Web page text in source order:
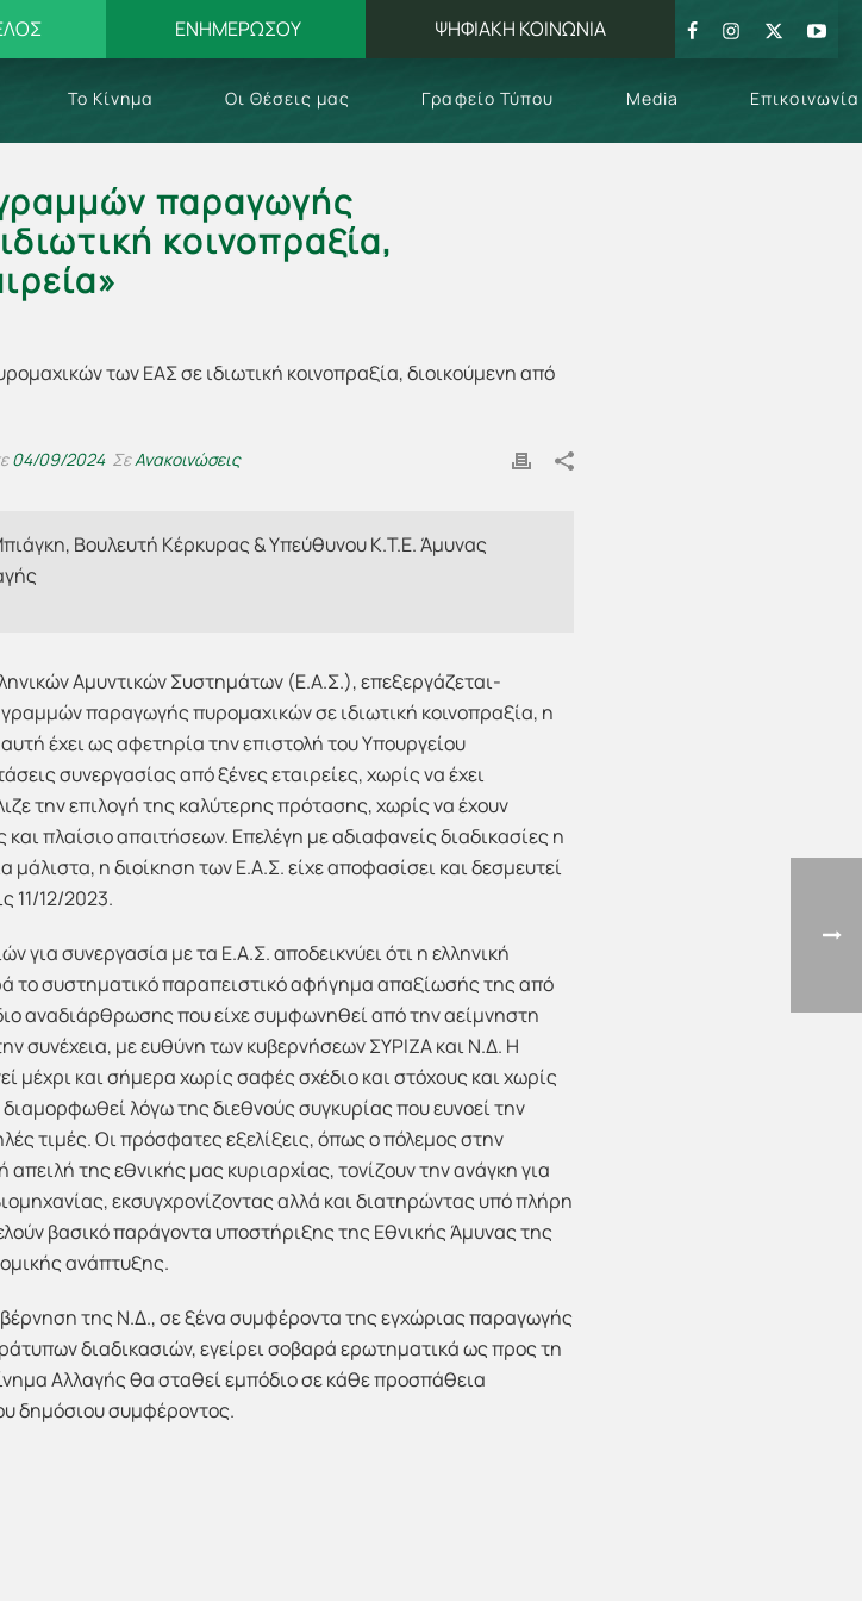
ΕΝΗΜΕΡΩΣΟΥ ΨΗΦΙΑΚΗ ΚΟΙΝΩΝΙΑ
Το Κίνημα Οι Θέσεις μας Γραφείο Τύπου Media Επικοινωνία
παραγωγής
κοινοπραξία,
04/09/2024 ΣεΑνακοινώσεις
Βουλευτή Κέρκυρας & Υπεύθυνου Κ.Τ.Ε. Άμυνας
Αμυντικών Συστημάτων (Ε.Α.Σ.), επεξεργάζεται-
παραγωγής πυρομαχικών σε ιδιωτική κοινοπραξία, η
έχει ως αφετηρία την επιστολή του Υπουργείου
συνεργασίας από ξένες εταιρείες, χωρίς να έχει
την επιλογή της καλύτερης πρότασης, χωρίς να έχουν
πλαίσιο απαιτήσεων. Επελέγη με αδιαφανείς διαδικασίες η
η διοίκηση των Ε.Α.Σ. είχε αποφασίσει και δεσμευτεί
11/12/2023.
για συνεργασία με τα Ε.Α.Σ. αποδεικνύει ότι η ελληνική
το συστηματικό παραπειστικό αφήγημα απαξίωσής της από
αναδιάρθρωσης που είχε συμφωνηθεί από την αείμνηστη
συνέχεια, με ευθύνη των κυβερνήσεων ΣΥΡΙΖΑ και Ν.Δ. Η
μέχρι και σήμερα χωρίς σαφές σχέδιο και στόχους και χωρίς
λόγω της διεθνούς συγκυρίας που ευνοεί την
τιμές. Οι πρόσφατες εξελίξεις, όπως ο πόλεμος στην
της εθνικής μας κυριαρχίας, τονίζουν την ανάγκη για
εκσυγχρονίζοντας αλλά και διατηρώντας υπό πλήρη
βασικό παράγοντα υποστήριξης της Εθνικής Άμυνας της
ανάπτυξης.
της Ν.Δ., σε ξένα συμφέροντα της εγχώριας παραγωγής
διαδικασιών, εγείρει σοβαρά ερωτηματικά ως προς τη
Αλλαγής θα σταθεί εμπόδιο σε κάθε προσπάθεια
δημόσιου συμφέροντος.